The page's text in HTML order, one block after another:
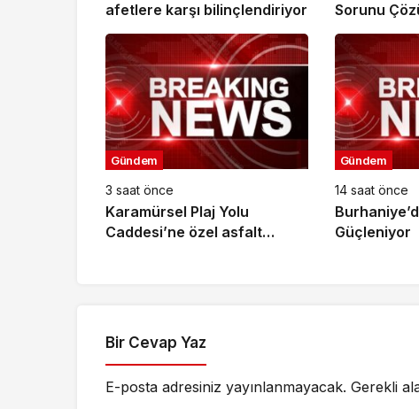
afetlere karşı bilinçlendiriyor
Sorunu
Gündem
3 saat önce
Karamürsel Plaj Yolu
Caddesi’ne özel asfalt
Gündem
14 saat önce
Güçleniyor
Bir Cevap Yaz
E-posta adresiniz yayınlanmayacak. Gerekli